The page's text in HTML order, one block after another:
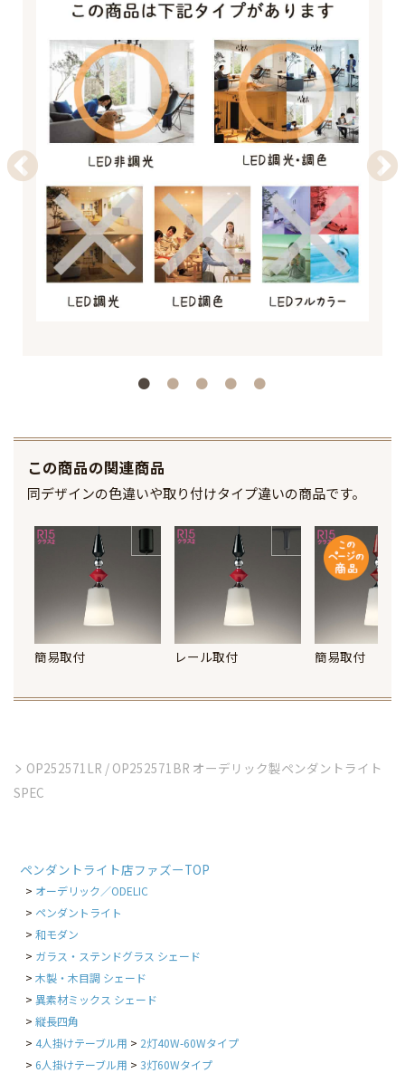
この商品の関連商品
同デザインの色違いや取り付けタイプ違いの商品です。
簡易取付 レール取付 簡易取付
OP252571LR / OP252571BR オーデリック製ペンダントライト
SPEC
ペンダントライト店ファズーTOP
オーデリック／ODELIC
ペンダントライト
和モダン
ガラス・ステンドグラス シェード
木製・木目調 シェード
異素材ミックス シェード
縦長四角
4人掛けテーブル用
2灯40W-60Wタイプ
6人掛けテーブル用
3灯60Wタイプ